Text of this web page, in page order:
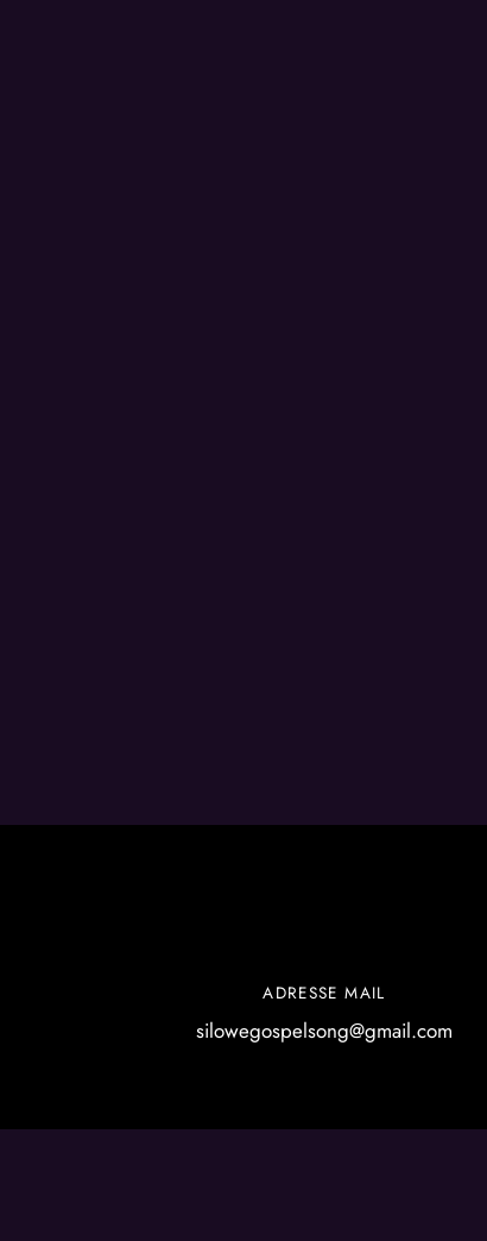
ADRESSE MAIL
silowegospelsong@gmail.com